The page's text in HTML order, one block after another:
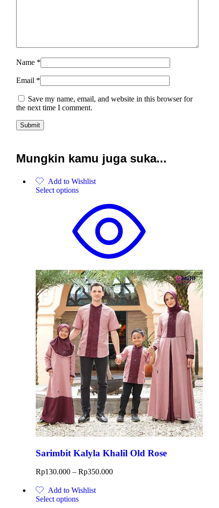
Name *
Email *
Save my name, email, and website in this browser for
the next time I comment.
Mungkin kamu juga suka...
Add to Wishlist
Select options
Sarimbit Kalyla Khalil Old Rose
Rp130.000 – Rp350.000
Add to Wishlist
Select options